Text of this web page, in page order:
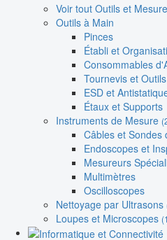
Voir tout Outils et Mesure
Outils à Main
Pinces
Établi et
Consommables
Tournevis et
ESD et
Étaux et Supports
Instruments de Mesure
Câbles et Sondes
Endoscopes et
Mesureurs
Multimètres
Oscilloscopes
Nettoyage par Ultrasons
Loupes et Microscopes